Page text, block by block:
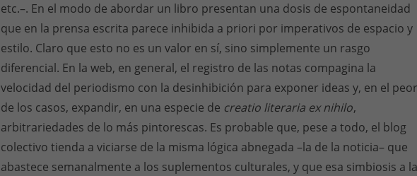
etc.–. En el modo de abordar un libro presentan una dosis de espontaneidad
que en la prensa escrita parece inhibida a priori por imperativos de espacio y
estilo. Claro que esto no es un valor en sí, sino simplemente un rasgo
diferencial. En la web, en general, el registro de las notas compagina la
velocidad del periodismo con la desinhibición para exponer ideas y, en el peor
de los casos, expandir, en una especie de creatio literaria ex nihilo,
arbitrariedades de lo más pintorescas. Es probable que, pese a todo, el blog
colectivo tienda a viciarse de la misma lógica abnegada –la de la noticia– que
abastece semanalmente a los suplementos culturales, y que esa simbiosis a la